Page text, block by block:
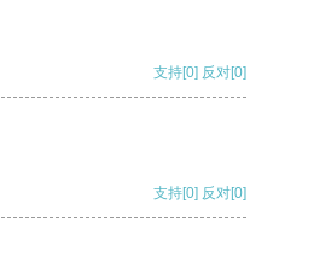
支持[0] 反对[0]
支持[0] 反对[0]